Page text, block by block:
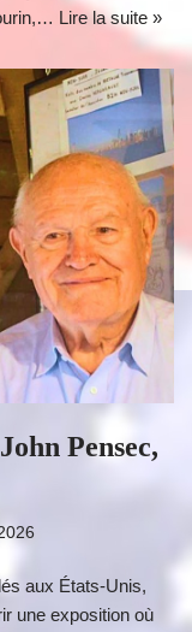
Lire la suite »
Pensec,
aux États-Unis,
une exposition où